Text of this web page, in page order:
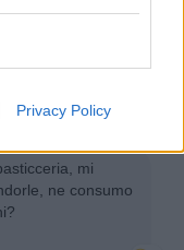
Privacy Policy
mi
ne consumo